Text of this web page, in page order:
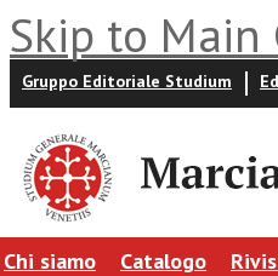
Skip to Main
Gruppo Editoriale Studium
Chi siamo Catalogo